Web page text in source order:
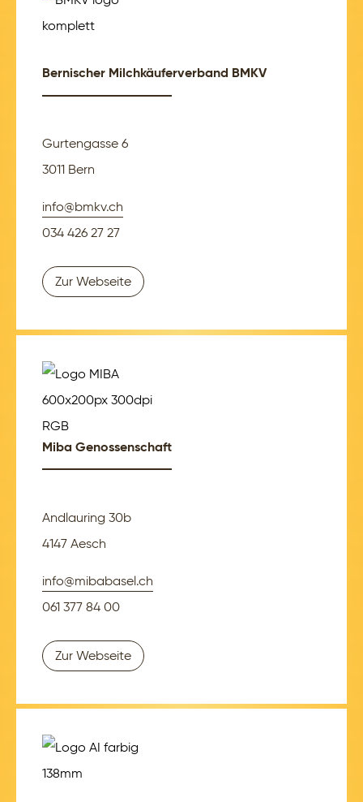
Bernischer Milchkäuferverband BMKV
Gurtengasse 6
3011 Bern
info@bmkv.ch
034 426 27 27
Zur Webseite
Miba Genossenschaft
Andlauring 30b
4147 Aesch
info@mibabasel.ch
061 377 84 00
Zur Webseite